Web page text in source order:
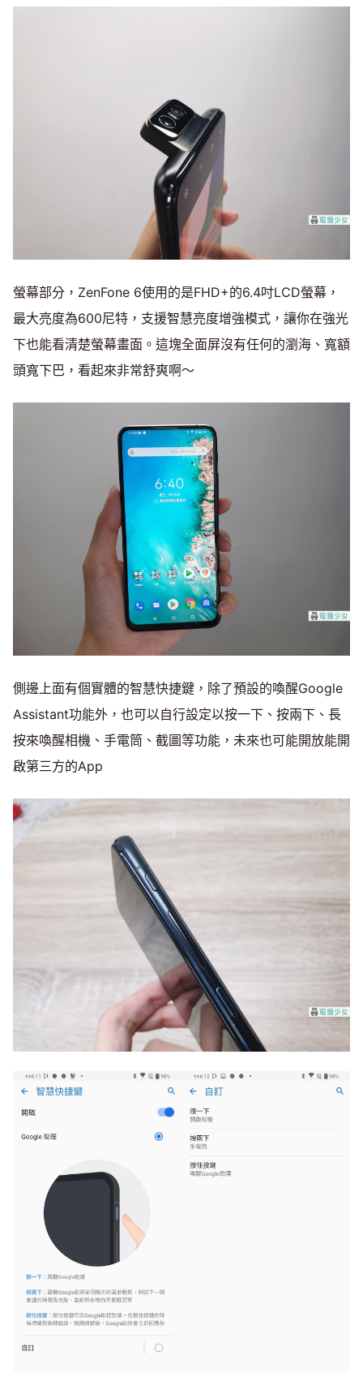
螢幕部分，ZenFone 6使用的是FHD+的6.4吋LCD螢幕，
最大亮度為600尼特，支援智慧亮度增強模式，讓你在強光
下也能看清楚螢幕畫面。這塊全面屏沒有任何的瀏海、寬額
頭寬下巴，看起來非常舒爽啊～
側邊上面有個實體的智慧快捷鍵，除了預設的喚醒Google
Assistant功能外，也可以自行設定以按一下、按兩下、長
按來喚醒相機、手電筒、截圖等功能，未來也可能開放能開
啟第三方的App